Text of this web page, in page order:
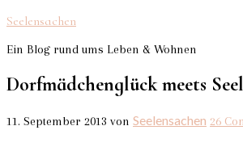
Seelensachen
Ein Blog rund ums Leben & Wohnen
Dorfmädchenglück meets
11. September 2013 von Seelensachen 26